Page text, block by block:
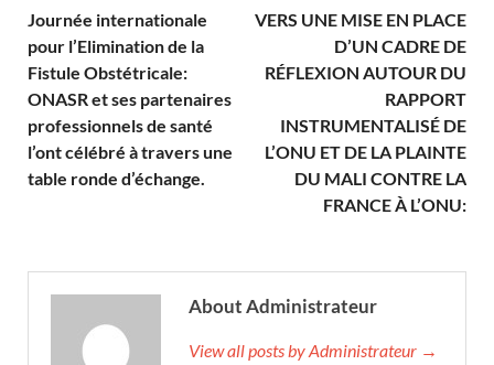
Journée internationale
pour l’Elimination de la
Fistule Obstétricale:
ONASR et ses partenaires
professionnels de santé
l’ont célébré à travers une
table ronde d’échange.
VERS UNE MISE EN PLACE
D’UN CADRE DE
RÉFLEXION AUTOUR DU
RAPPORT
INSTRUMENTALISÉ DE
L’ONU ET DE LA PLAINTE
DU MALI CONTRE LA
FRANCE À L’ONU:
About Administrateur
View all posts by Administrateur →